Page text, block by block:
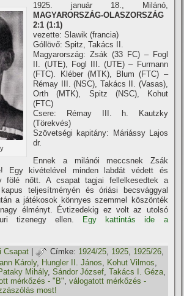
1925. január 18., Milánó,
MAGYARORSZÁG-OLASZORSZÁG
2:1 (1:1)
vezette: Slawik (francia)
Góllövő: Spitz, Takács II.
Magyarország: Zsák (33 FC) – Fogl
II. (UTE), Fogl III. (UTE) – Furmann
(FTC). Kléber (MTK), Blum (FTC) –
Rémay III. (NSC), Takács II. (Vasas),
Orth (MTK), Spitz (NSC), Kohut
(FTC)
Csere: Rémay III. h. Kautzky
(Törekvés)
Szövetségi kapitány: Máriássy Lajos
dr.
Ennek a milánói meccsnek Zsák
Egy kivételével minden labdát védett és
fölé nőtt. A csapat tagjai fellelkesedtek a
teljesí­tményén és óriási becsvággyal
a játékosok könnyes szemmel köszönték
élményt. Évtizedekig ez volt az utolsó
tizenegy ellen.
Egy kattintás ide a
Csapat | Címke: 1924/25, 1925, 1925/26,
Károly, Hungler II. János, Kohut Vilmos,
Mihály,Sándor József,Takács I. Géza,
mérkőzés - "B",válogatott mérkőzés -
most!